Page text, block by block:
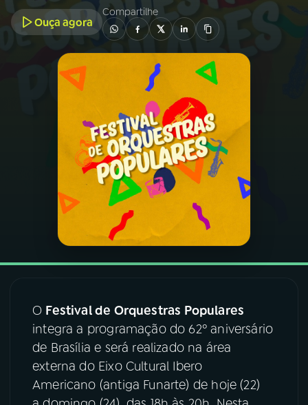
A RÁDIO
PROGRAMAÇÃO
PODCASTS
VIDEOCASTS
ÚLTIMAS
ACOMPANHE A RÁDIO NACIONAL
YouTube Facebook
Instagram
Ouça agora
Compartilhe
O Festival de Orquestras Populares
integra a programação do 62º aniversário
de Brasília e será realizado na área
externa do Eixo Cultural Ibero
Americano (antiga Funarte) de hoje (22)